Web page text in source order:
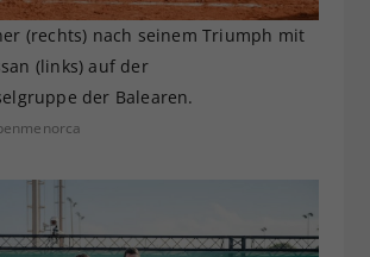
(rechts) nach seinem Triumph mit
(links) auf der
der Balearen.